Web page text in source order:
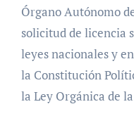
Órgano Autónomo
solicitud de licencia
leyes nacionales y
la Constitución
la Ley Orgánica de